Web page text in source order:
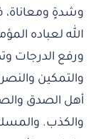
وشدةٍ ومعاناة،
الله لعباده
ورفع الدرجات
والتمكين
أهل الصدق
والكذب.